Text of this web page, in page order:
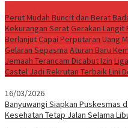
Perut Mudah Buncit dan Berat
Kekurangan SeratGerakan Langit
BerlanjutCapai Perputaran Uang
Gelaran Sepasma Aturan Baru
Jemaah Terancam Dicabut Izin
Castel Jadi Rekrutan Terbaik Lini
16/03/2026
Banyuwangi Siapkan Puskesmas
Kesehatan Tetap Jalan Selama